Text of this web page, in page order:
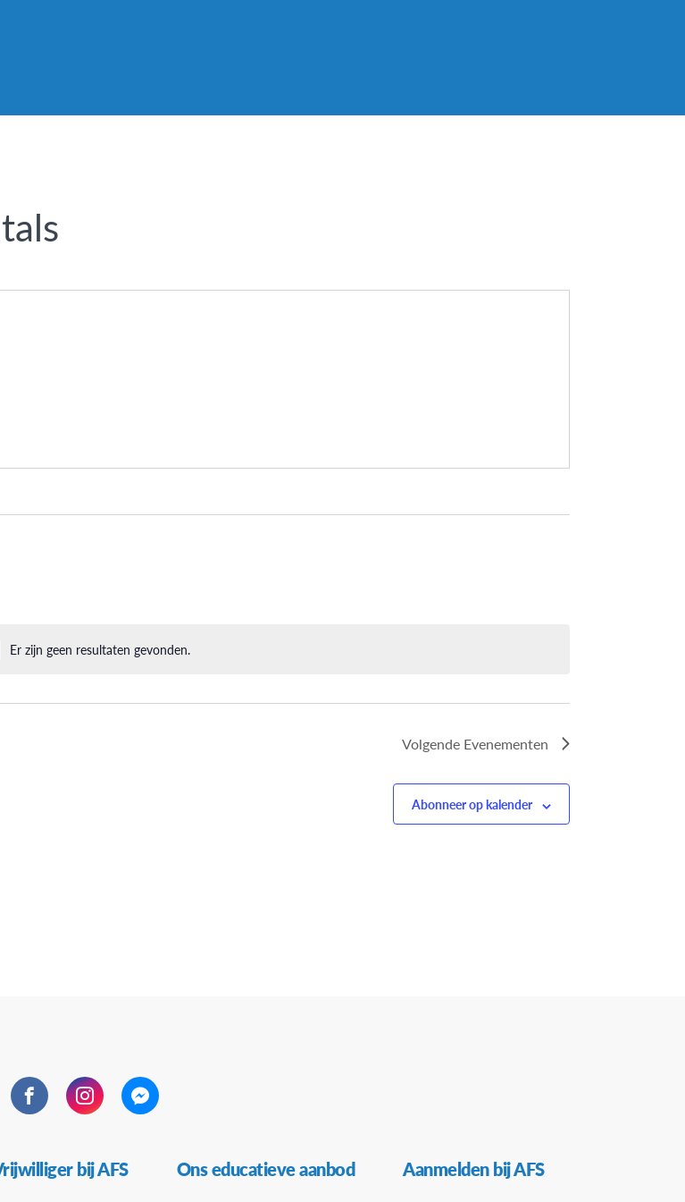
Bericht
Er zijn geen resultaten gevonden.
Volgende Evenementen
Abonneer op kalender
FacebookInstagramMessenger
bij AFS Ons educatieve aanbod Aanmelden bij AFS